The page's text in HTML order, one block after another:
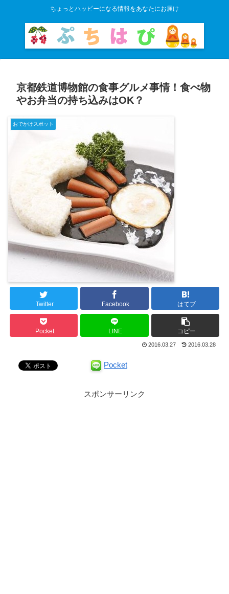
ちょっとハッピーになる情報をあなたにお届け
京都鉄道博物館の食事グルメ事情！食べ物
やお弁当の持ち込みはOK？
おでかけスポット
Twitter Facebook はてブ
Pocket LINE コピー
2016.03.27 2016.03.28
Pocket
スポンサーリンク